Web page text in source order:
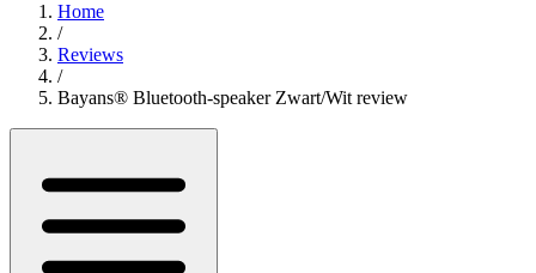
Home
/
Reviews
/
Bayans® Bluetooth-speaker Zwart/Wit review